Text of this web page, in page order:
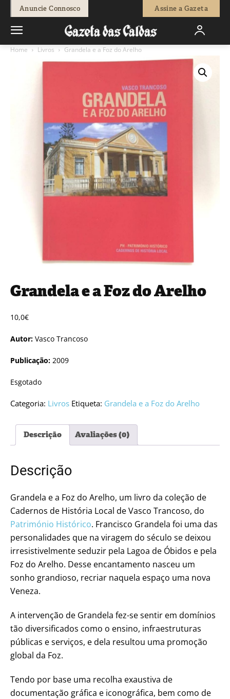
Anuncie Connosco Assine a Gazeta
Home Livros Grandela e a Foz do Arelho
Grandela e a Foz do Arelho
10,0€
Autor: Vasco Trancoso
Publicação: 2009
Esgotado
Categoria: Livros Etiqueta: Grandela e a Foz do Arelho
Descrição Avaliações (0)
Descrição
Grandela e a Foz do Arelho, um livro da coleção de
Cadernos de História Local de Vasco Trancoso, do
Património Histórico. Francisco Grandela foi uma das
personalidades que na viragem do século se deixou
irresistivelmente seduzir pela Lagoa de Óbidos e pela
Foz do Arelho. Desse encantamento nasceu um
sonho grandioso, recriar naquela espaço uma nova
Veneza.
A intervenção de Grandela fez-se sentir em domínios
tão diversificados como o ensino, infraestruturas
públicas e serviços, e dela resultou uma promoção
global da Foz.
Tendo por base uma recolha exaustiva de
documentação gráfica e iconográfica, bem como de